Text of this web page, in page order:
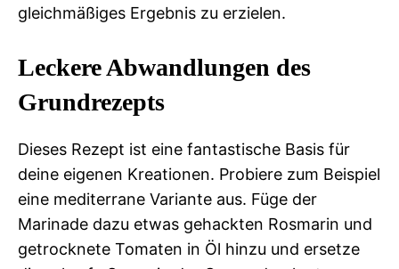
gleichmäßiges Ergebnis zu erzielen.
Leckere Abwandlungen des
Grundrezepts
Dieses Rezept ist eine fantastische Basis für
deine eigenen Kreationen. Probiere zum Beispiel
eine mediterrane Variante aus. Füge der
Marinade dazu etwas gehackten Rosmarin und
getrocknete Tomaten in Öl hinzu und ersetze